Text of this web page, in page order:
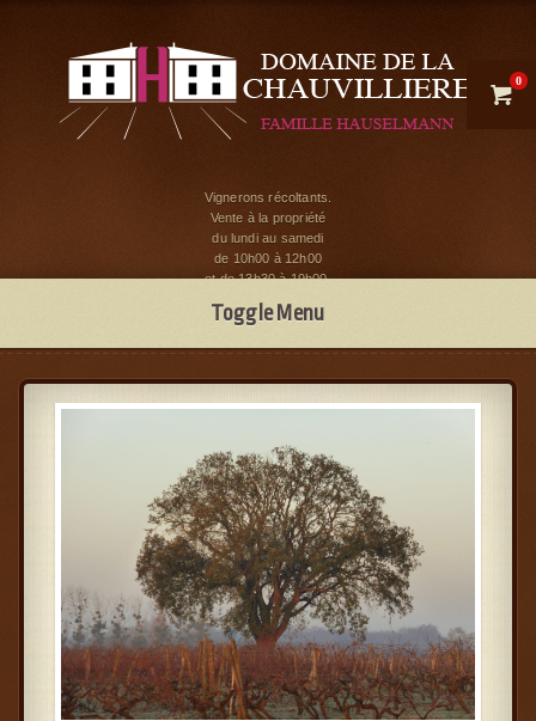
Vignerons récoltants.
Vente à la propriété
du lundi au samedi
de 10h00 à 12h00
et de 13h30 à 19h00.

0
Toggle Menu